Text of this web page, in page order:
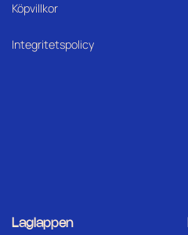
Köpvillkor
Integritetspolicy
Laglappen